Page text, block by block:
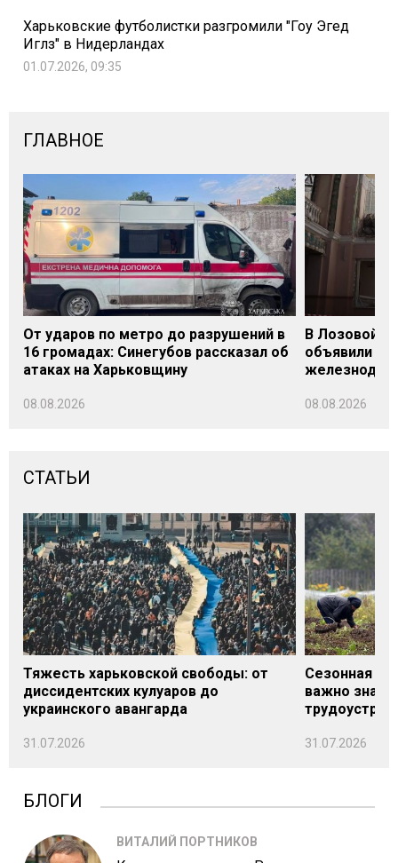
Харьковские футболистки разгромили "Гоу Эгед
Иглз" в Нидерландах
01.07.2026, 09:35
ГЛАВНОЕ
От ударов по метро до разрушений в
16 громадах: Синегубов рассказал об
атаках на Харьковщину
08.08.2026
В Лозовой
объявили
08.08.2026
СТАТЬИ
Тяжесть харьковской свободы: от
диссидентских кулуаров до
украинского авангарда
31.07.2026
Сезонная
важно знать
31.07.2026
БЛОГИ
ВИТАЛИЙ ПОРТНИКОВ